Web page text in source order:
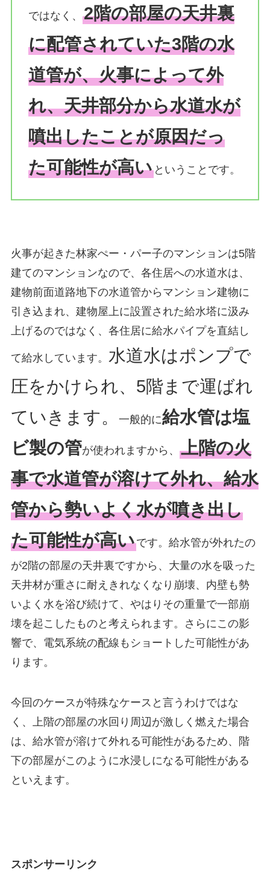
ではなく、 2階の部屋の天井裏
に配管されていた3階の水
道管が、火事によって外
れ、天井部分から水道水が
噴出したことが原因だっ
た可能性が高いということです。
火事が起きた林家ぺー・パー子のマンションは5階
建てのマンションなので、各住居への水道水は、
建物前面道路地下の水道管からマンション建物に
引き込まれ、建物屋上に設置された給水塔に汲み
上げるのではなく、各住居に給水パイプを直結し
て給水しています。 水道水はポンプで
圧をかけられ、5階まで運ばれ
ていきます。
一般的に給水管は塩
ビ製の管が使われますから、 上階の火
事で水道管が溶けて外れ、給水
管から勢いよく水が噴き出し
た可能性が高いです。給水管が外れたの
が2階の部屋の天井裏ですから、大量の水を吸った
天井材が重さに耐えきれなくなり崩壊、内壁も勢
いよく水を浴び続けて、やはりその重量で一部崩
壊を起こしたものと考えられます。さらにこの影
響で、電気系統の配線もショートした可能性があ
ります。
今回のケースが特殊なケースと言うわけではな
く、上階の部屋の水回り周辺が激しく燃えた場合
は、給水管が溶けて外れる可能性があるため、階
下の部屋がこのように水浸しになる可能性がある
といえます。
スポンサーリンク